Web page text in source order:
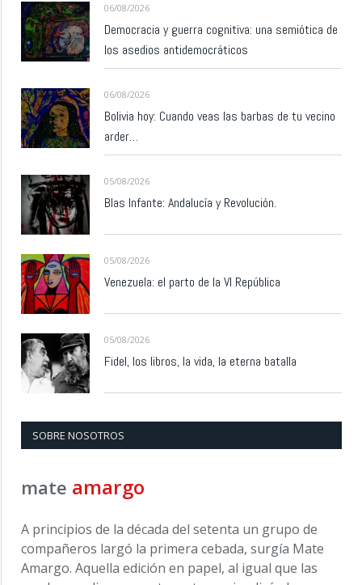
06/08/2026
Democracia y guerra cognitiva: una semiótica de
los asedios antidemocráticos
06/08/2026
Bolivia hoy: Cuando veas las barbas de tu vecino
arder…
05/08/2026
Blas Infante: Andalucía y Revolución.
05/08/2026
Venezuela: el parto de la VI República
05/08/2026
Fidel, los libros, la vida, la eterna batalla
SOBRE NOSOTROS
mate amargo
A principios de la década del setenta un grupo de
compañeros largó la primera cebada, surgía Mate
Amargo. Aquella edición en papel, al igual que las